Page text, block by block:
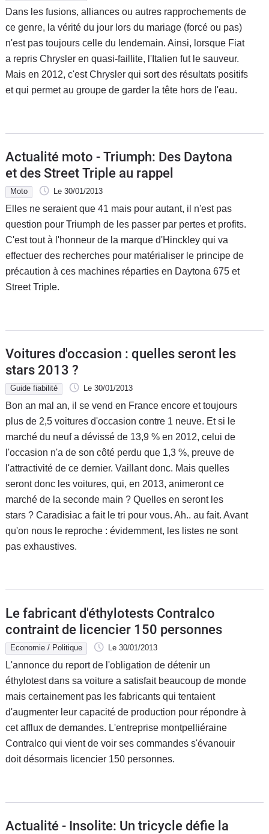
Dans les fusions, alliances ou autres rapprochements de
ce genre, la vérité du jour lors du mariage (forcé ou pas)
n'est pas toujours celle du lendemain. Ainsi, lorsque Fiat
a repris Chrysler en quasi-faillite, l'Italien fut le sauveur.
Mais en 2012, c'est Chrysler qui sort des résultats positifs
et qui permet au groupe de garder la tête hors de l'eau.
Actualité moto - Triumph: Des Daytona
et des Street Triple au rappel
Moto Le 30/01/2013
Elles ne seraient que 41 mais pour autant, il n'est pas
question pour Triumph de les passer par pertes et profits.
C'est tout à l'honneur de la marque d'Hinckley qui va
effectuer des recherches pour matérialiser le principe de
précaution à ces machines réparties en Daytona 675 et
Street Triple.
Voitures d'occasion : quelles seront les
stars 2013 ?
Guide fiabilité Le 30/01/2013
Bon an mal an, il se vend en France encore et toujours
plus de 2,5 voitures d'occasion contre 1 neuve. Et si le
marché du neuf a dévissé de 13,9 % en 2012, celui de
l'occasion n'a de son côté perdu que 1,3 %, preuve de
l'attractivité de ce dernier. Vaillant donc. Mais quelles
seront donc les voitures, qui, en 2013, animeront ce
marché de la seconde main ? Quelles en seront les
stars ? Caradisiac a fait le tri pour vous. Ah.. au fait. Avant
qu'on nous le reproche : évidemment, les listes ne sont
pas exhaustives.
Le fabricant d'éthylotests Contralco
contraint de licencier 150 personnes
Economie / Politique Le 30/01/2013
L'annonce du report de l'obligation de détenir un
éthylotest dans sa voiture a satisfait beaucoup de monde
mais certainement pas les fabricants qui tentaient
d'augmenter leur capacité de production pour répondre à
cet afflux de demandes. L'entreprise montpelliéraine
Contralco qui vient de voir ses commandes s'évanouir
doit désormais licencier 150 personnes.
Actualité - Insolite: Un tricycle défie la